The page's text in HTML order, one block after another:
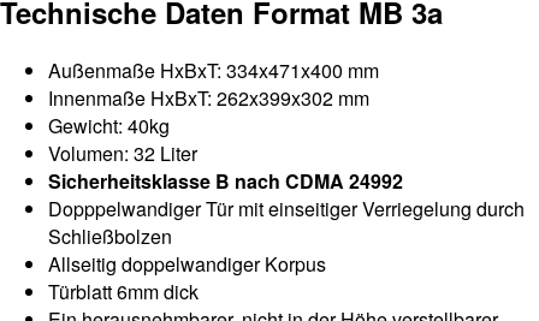
Technische Daten Format MB 3a
Außenmaße HxBxT: 334x471x400 mm
Innenmaße HxBxT: 262x399x302 mm
Gewicht: 40kg
Volumen: 32 Liter
Sicherheitsklasse B nach CDMA 24992
Dopppelwandiger Tür mit einseitiger Verriegelung durch
Schließbolzen
Allseitig doppelwandiger Korpus
Türblatt 6mm dick